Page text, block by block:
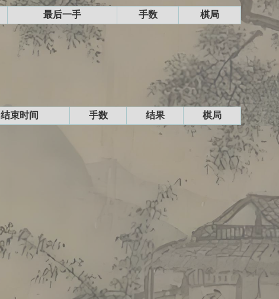
最后一手 手数 棋局
结束时间 手数 结果 棋局